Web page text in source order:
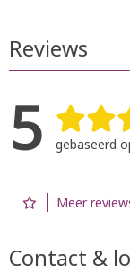
Reviews
5 gebaseerd
Meer
Contact &